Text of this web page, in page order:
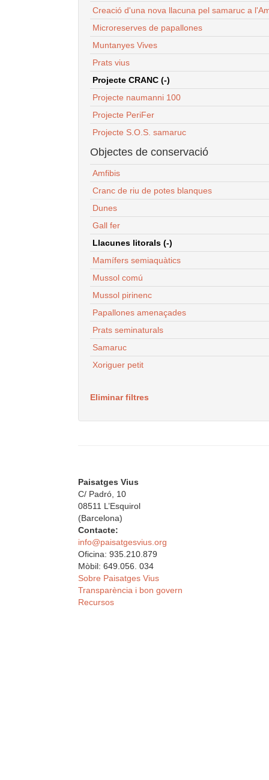
Creació d'una nova llacuna pel samaruc a
Microreserves de papallones
Muntanyes Vives
Prats vius
Projecte CRANC (-)
Projecte naumanni 100
Projecte PeriFer
Projecte S.O.S. samaruc
Objectes de conservació
Amfibis
Cranc de riu de potes blanques
Dunes
Gall fer
Llacunes litorals (-)
Mamífers semiaquàtics
Mussol comú
Mussol pirinenc
Papallones amenaçades
Prats seminaturals
Samaruc
Xoriguer petit
Eliminar filtres
Paisatges Vius
C/ Padró, 10
08511 L’Esquirol
(Barcelona)
Contacte:
info@paisatgesvius.org
Oficina: 935.210.879
Mòbil: 649.056. 034
Sobre Paisatges Vius
Transparència i bon govern
Recursos